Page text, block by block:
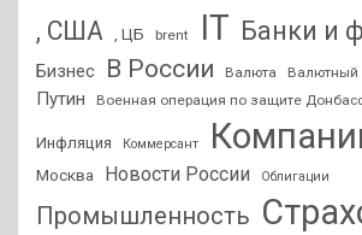
, США , ЦБ brent IT Банки и
Бизнес В России Валюта Валютный
Путин
Военная операция по защите
Инфляция Коммерсант
Москва Новости России Облигации
Промышленность